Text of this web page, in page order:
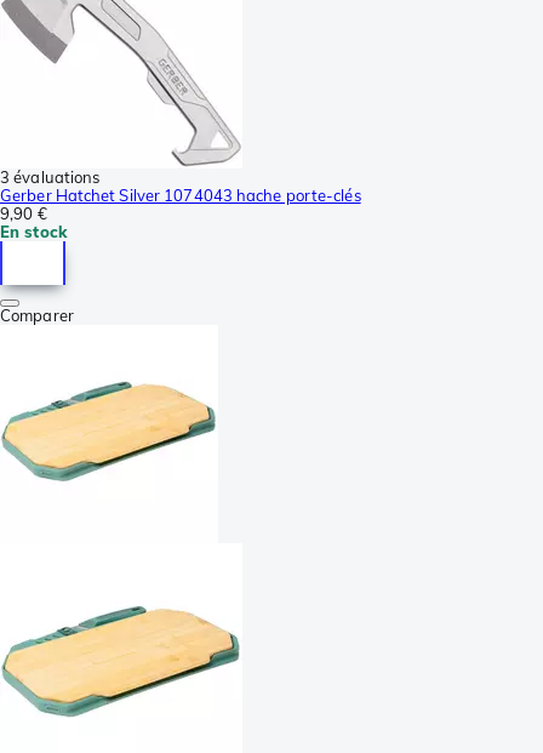
3 évaluations
Gerber Hatchet Silver 1074043 hache porte-clés
9,90 €
En stock
Comparer